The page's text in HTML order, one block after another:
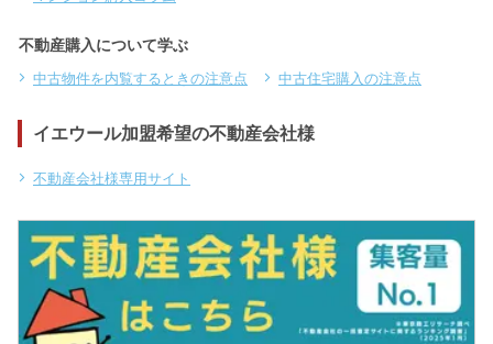
不動産購入について学ぶ
中古物件を内覧するときの注意点 中古住宅購入の注意点
イエウール加盟希望の不動産会社様
不動産会社様専用サイト